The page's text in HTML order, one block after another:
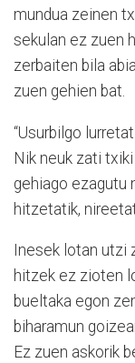
mundua zeinen
sekulan ez zuen
zerbaiten bila
zuen gehien bat.
“Usurbilgo
Nik neuk zati
gehiago ezagutu
hitzetatik,
Inesek lotan utzi
hitzek ez zioten
bueltaka egon
biharamun
Ez zuen askorik